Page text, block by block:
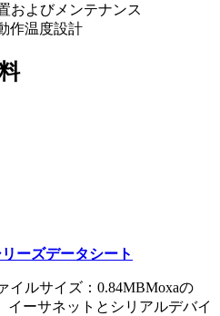
およびメンテナンス
作温度設計
リーズデータシート
イルサイズ：0.84MBMoxaの
イーサネットとシリアルデバイ